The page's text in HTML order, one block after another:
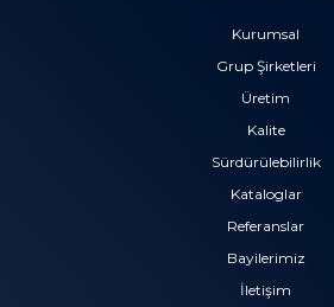
Kurumsal
Grup Şirketleri
Üretim
Kalite
Sürdürülebilirlik
Kataloglar
Referanslar
Bayilerimiz
İletişim